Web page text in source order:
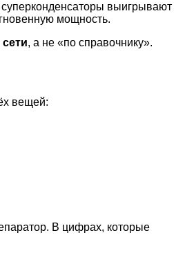
выигрывают
мощность.
, а не «по справочнику».
вещей:
В цифрах, которые